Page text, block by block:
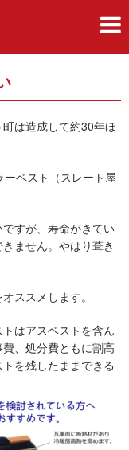
は造成して約30年ほ
ベスト（スレート屋
すが、寿命がきてい
ません。やはり葺き
ススメします。
はアスベストを含ん
、処分費ともに割高
を残したままできる